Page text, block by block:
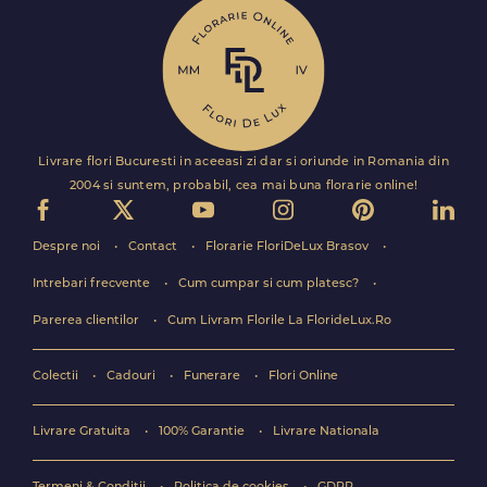
Livrare flori Bucuresti in aceeasi zi dar si oriunde in Romania din
2004 si suntem, probabil, cea mai buna florarie online!
Despre noi Contact Florarie FloriDeLux Brasov
Intrebari frecvente Cum cumpar si cum platesc?
Parerea clientilor Cum Livram Florile La FlorideLux.Ro
Colectii Cadouri Funerare Flori Online
Livrare Gratuita 100% Garantie Livrare Nationala